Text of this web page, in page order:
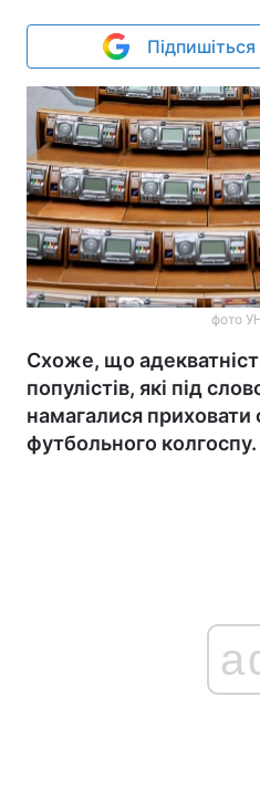
фото
Схоже, що
популістів, які під
намагалися приховати
футбольного колгоспу.